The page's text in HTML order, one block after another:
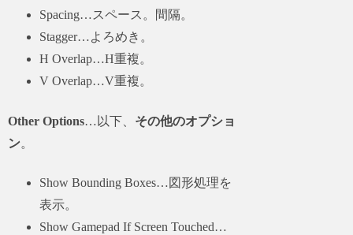
Spacing…スペース。間隔。
Stagger…よろめき。
H Overlap…H重複。
V Overlap…V重複。
Other Options…以下、 その他のオプショ
ン。
Show Bounding Boxes…図形処理を
表示。
Show Gamepad If Screen Touched…